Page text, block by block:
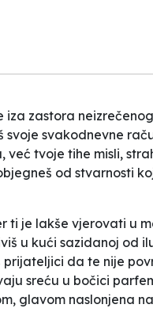
zastora
svakodnevne
tvoje tihe misli,
od stvarnosti
je lakše vjerovati u
u kući sazidanoj od
da te nije
sreću u bočici
glavom naslonjena